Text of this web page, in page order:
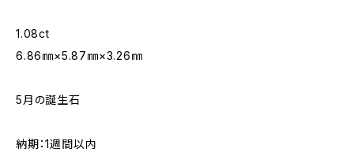
1.08ct
6.86㎜×5.87㎜×3.26㎜
5月の誕生石
納期：1週間以内